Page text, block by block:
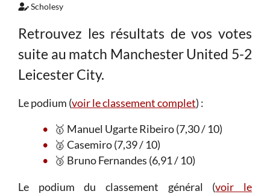
Scholesy
Retrouvez les résultats de vos votes
suite au match Manchester United 5-2
Leicester City.
Le podium (voir le classement complet) :
🥇 Manuel Ugarte Ribeiro (7,30 / 10)
🥈 Casemiro (7,39 / 10)
🥉 Bruno Fernandes (6,91 / 10)
Le podium du classement général (voir le